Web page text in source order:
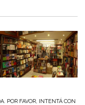
POR FAVOR, INTENTÁ CON